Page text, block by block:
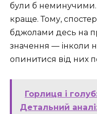
були б
краще. Тому,
бджолами десь на
значення — інколи
опинитися від них
Горлиця і
Детальний